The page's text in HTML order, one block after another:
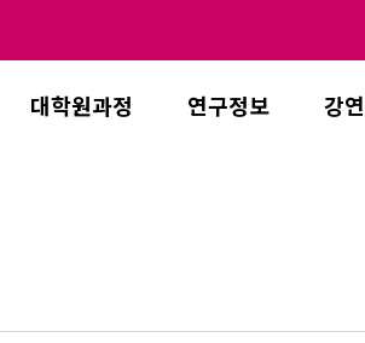
대학원과정 연구정보 강